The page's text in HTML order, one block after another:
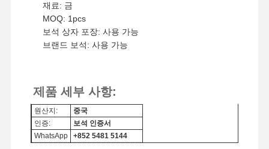
재료: 금
MOQ: 1pcs
보석 상자 포장: 사용 가능
브랜드 보석: 사용 가능
제품 세부 사항:
원산지:
중국
인증:
보석 인증서
WhatsApp
+852 5481 5144